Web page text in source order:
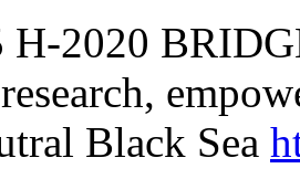
H-2020
Black Sea